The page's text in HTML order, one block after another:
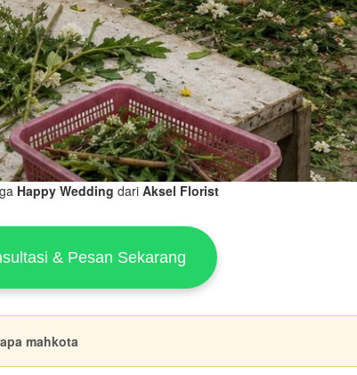
Happy Wedding dari Aksel Florist
& Pesan Sekarang
mahkota